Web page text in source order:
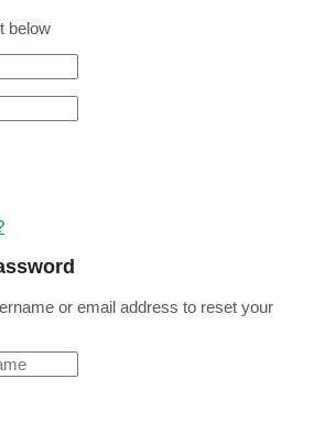
below
or email address to reset your